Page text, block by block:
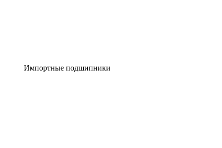
Импортные подшипники